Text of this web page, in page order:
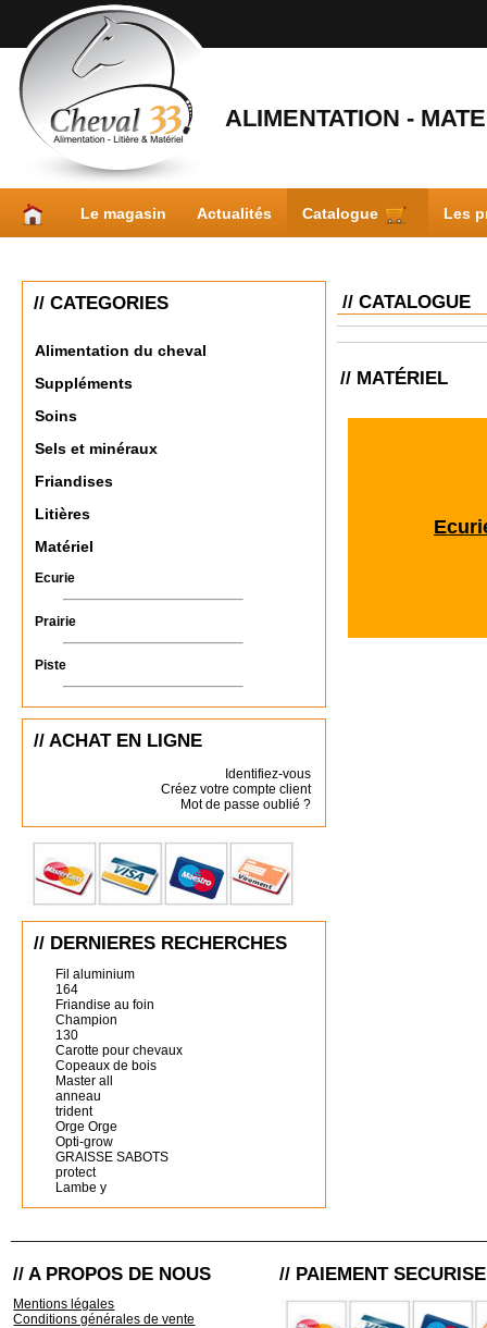
ALIMENTATION -
Le magasin Actualités Catalogue Les
// CATEGORIES
Alimentation du cheval
Suppléments
Soins
Sels et minéraux
Friandises
Litières
Matériel
Ecurie
Prairie
Piste
// ACHAT EN LIGNE
Identifiez-vous
Créez votre compte client
Mot de passe oublié ?
// DERNIERES RECHERCHES
Fil aluminium
164
Friandise au foin
Champion
130
Carotte pour chevaux
Copeaux de bois
Master all
anneau
trident
Orge Orge
Opti-grow
GRAISSE SABOTS
protect
Lambe y
// CATALOGUE
// MATÉRIEL
// A PROPOS DE NOUS
Mentions légales
Conditions générales de vente
// PAIEMENT SECURISE